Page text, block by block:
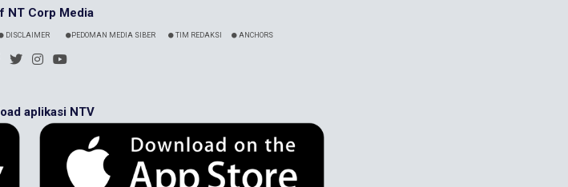
NT Corp Media
DISCLAIMER PEDOMAN MEDIA SIBER TIM REDAKSI ANCHORS
aplikasi NTV